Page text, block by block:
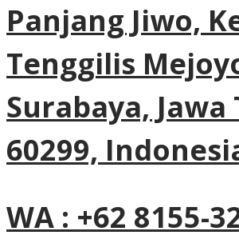
Panjang Jiwo,
Tenggilis
Surabaya,
60299,
WA : +62 8155-